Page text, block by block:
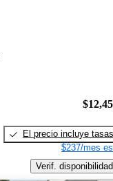
El precio incluye tasas
$237/mes
Verif. disponibilidad